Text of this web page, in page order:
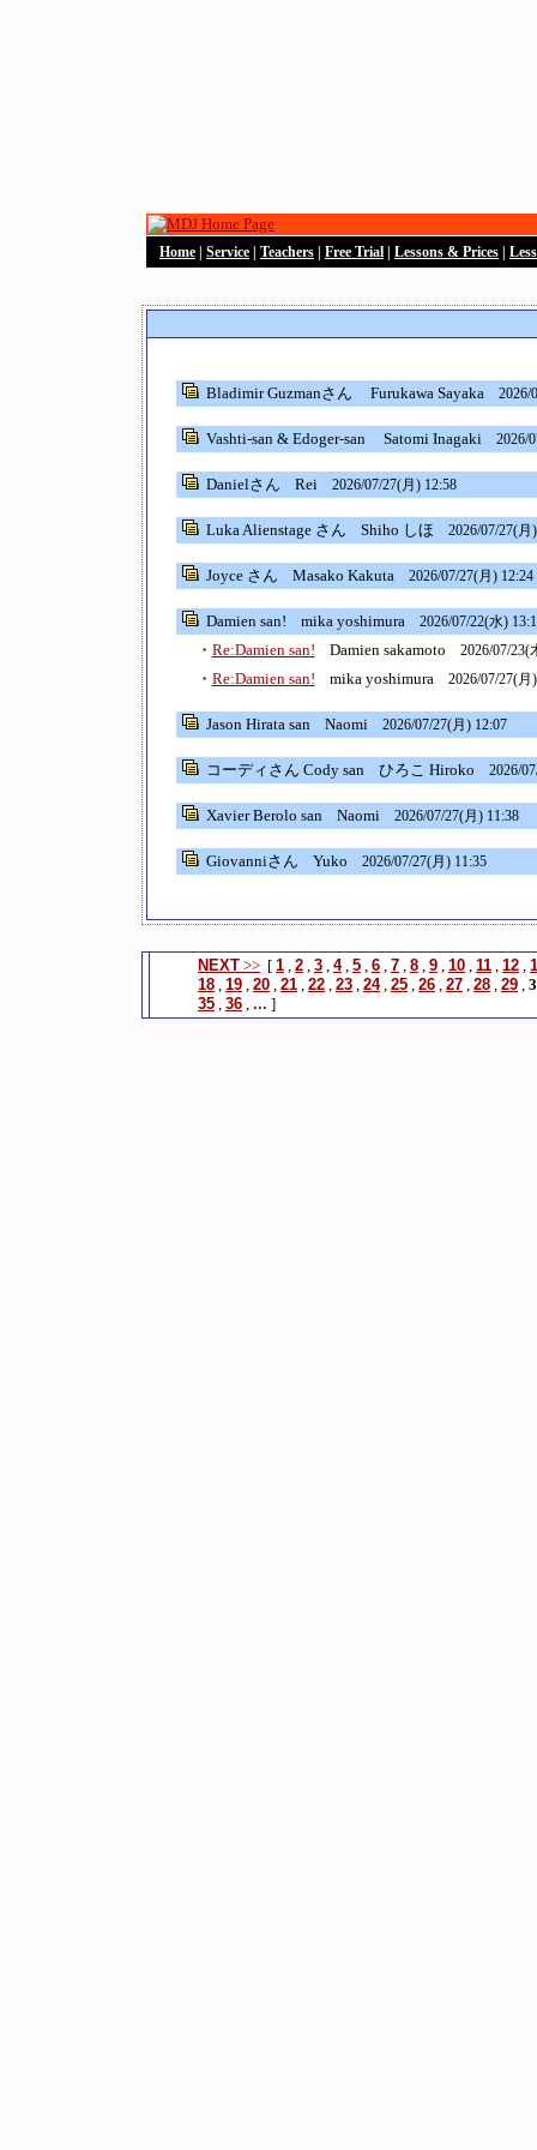
Home Service Teachers Free Trial Lessons & Prices
Bladimir Guzmanさん Furukawa Sayaka 2026/
Vashti-san & Edoger-san Satomi Inagaki 2026/
Danielさん Rei 2026/07/27(月) 12:58
Luka Alienstage さん Shiho しほ 2026/07/27(月
Joyce さん Masako Kakuta 2026/07/27(月) 12:24
Damien san! mika yoshimura 2026/07/22(水)
・ Re:Damien san! Damien sakamoto 2026/07/23(
・ Re:Damien san! mika yoshimura 2026/07/27(月
Jason Hirata sanNaomi 2026/07/27(月) 12:07
コーディさん Cody sanひろこ Hiroko 2026/
Xavier Berolo sanNaomi 2026/07/27(月) 11:38
Giovanniさん Yuko 2026/07/27(月) 11:35
NEXT >> [ 1 , 2 , 3 , 4, 5 , 6 , 7 , 8 , 9 , 10 , 11 , 12 ,
18 , 19 , 20 , 21 , 22 , 23 , 24, 25 , 26 , 27 , 28 , 29 ,
35 , 36 , ... ]